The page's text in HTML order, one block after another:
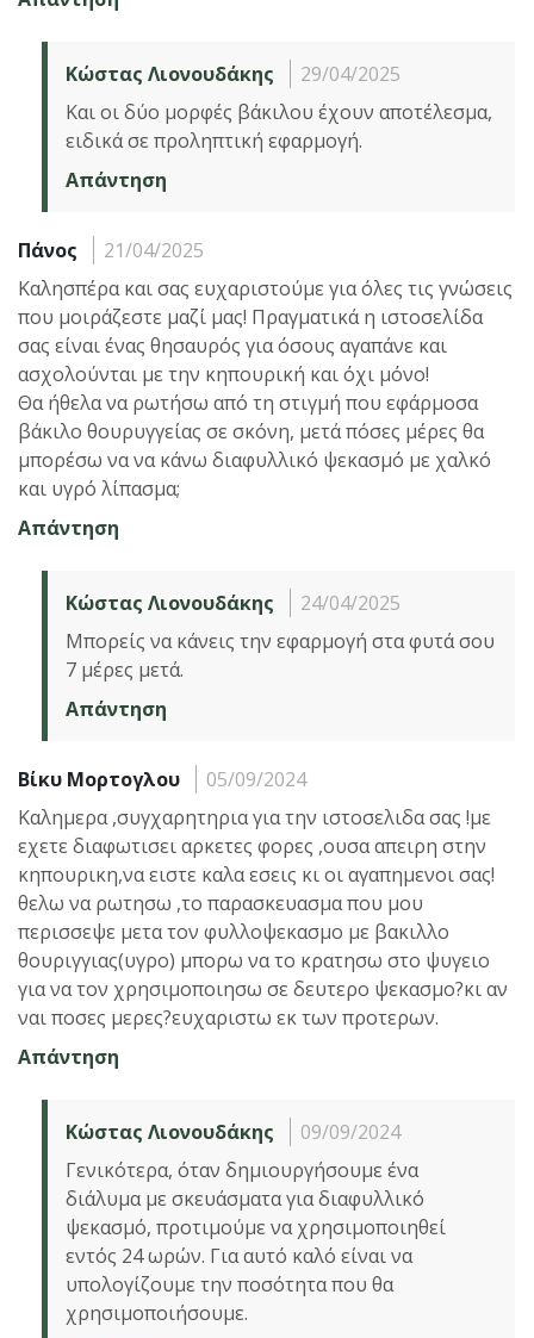
Κώστας Λιονουδάκης
29/04/2025
Και οι δύο μορφές βάκιλου έχουν αποτέλεσμα,
ειδικά σε προληπτική εφαρμογή.
Απάντηση
Πάνος
21/04/2025
Καλησπέρα και σας ευχαριστούμε για όλες τις γνώσεις
που μοιράζεστε μαζί μας! Πραγματικά η ιστοσελίδα
σας είναι ένας θησαυρός για όσους αγαπάνε και
ασχολούνται με την κηπουρική και όχι μόνο!
Θα ήθελα να ρωτήσω από τη στιγμή που εφάρμοσα
βάκιλο θουρυγγείας σε σκόνη, μετά πόσες μέρες θα
μπορέσω να να κάνω διαφυλλικό ψεκασμό με χαλκό
και υγρό λίπασμα;
Απάντηση
Κώστας Λιονουδάκης
24/04/2025
Μπορείς να κάνεις την εφαρμογή στα φυτά σου
7 μέρες μετά.
Απάντηση
Βίκυ Μορτογλου
05/09/2024
Καλημερα ,συγχαρητηρια για την ιστοσελιδα σας !με
εχετε διαφωτισει αρκετες φορες ,ουσα απειρη στην
κηπουρικη,να ειστε καλα εσεις κι οι αγαπημενοι σας!
θελω να ρωτησω ,το παρασκευασμα που μου
περισσεψε μετα τον φυλλοψεκασμο με βακιλλο
θουριγγιας(υγρο) μπορω να το κρατησω στο ψυγειο
για να τον χρησιμοποιησω σε δευτερο ψεκασμο?κι αν
ναι ποσες μερες?ευχαριστω εκ των προτερων.
Απάντηση
Κώστας Λιονουδάκης
09/09/2024
Γενικότερα, όταν δημιουργήσουμε ένα
διάλυμα με σκευάσματα για διαφυλλικό
ψεκασμό, προτιμούμε να χρησιμοποιηθεί
εντός 24 ωρών. Για αυτό καλό είναι να
υπολογίζουμε την ποσότητα που θα
χρησιμοποιήσουμε.